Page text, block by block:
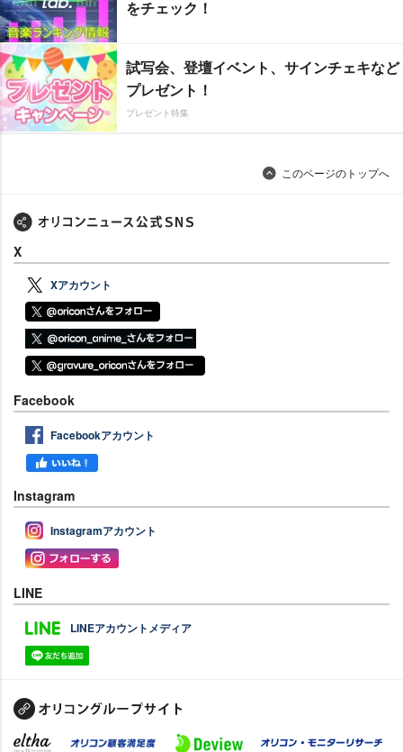
をチェック！
試写会、登壇イベント、サインチェキなど
プレゼント！
プレゼント特集
このページのトップへ
X
Xアカウント
Facebook
Facebookアカウント
Instagram
Instagramアカウント
LINE
LINEアカウントメディア